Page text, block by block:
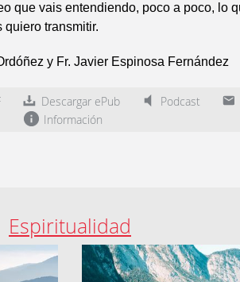
que vais entendiendo, poco a poco, lo
transmitir.
y Fr. Javier Espinosa Fernández
Descargar ePub Podcast
Información
Espiritualidad